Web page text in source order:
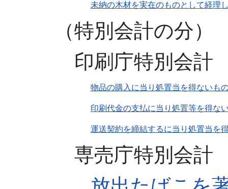
未納の木材を実在のものとして経理
（特別会計の分）
印刷庁特別会
物品の購入に当り処置当を得ないも
印刷代金の支払に当り処置等を得
運送契約を締結するに当り処置当
専売庁特別会